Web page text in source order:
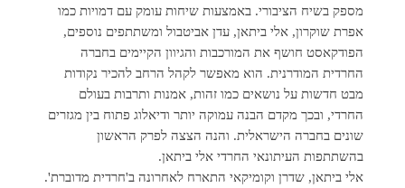
מספק בשיח הציבורי. באמצעות שיחות עומק עם דמויות כמו
אפרת שוקרון, אלי ביתאן, עדן אביטבול ומשתתפים נוספים,
הפודקאסט חושף את המורכבות והגיוון הקיימים בחברה
החרדית המודרנית. הוא מאפשר לקהל הרחב להכיר נקודות
מבט חדשות על נושאים כמו זהות, אמנות ותרבות בעולם
החרדי, ובכך מקדם הבנה עמוקה יותר ודיאלוג פתוח בין מגזרים
שונים בחברה הישראלית. והנה הצצה לפרק הראשון
בהשתתפות העיתונאי החרדי אלי ביתאן.
אלי ביתאן, שדרן וקומיקאי התארח לאחרונה ב'חרדית מדוברת'.